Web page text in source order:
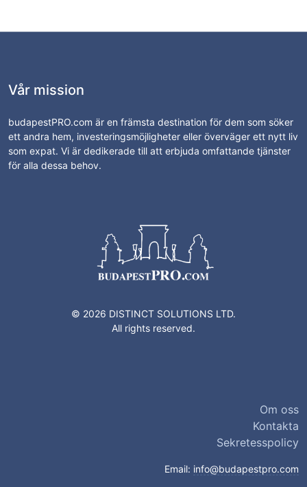
Vår mission
budapestPRO.com är en främsta destination för dem som söker
ett andra hem, investeringsmöjligheter eller överväger ett nytt liv
som expat. Vi är dedikerade till att erbjuda omfattande tjänster
för alla dessa behov.
© 2026 DISTINCT SOLUTIONS LTD.
All rights reserved.
Om oss
Kontakta
Sekretesspolicy
Email: info@budapestpro.com